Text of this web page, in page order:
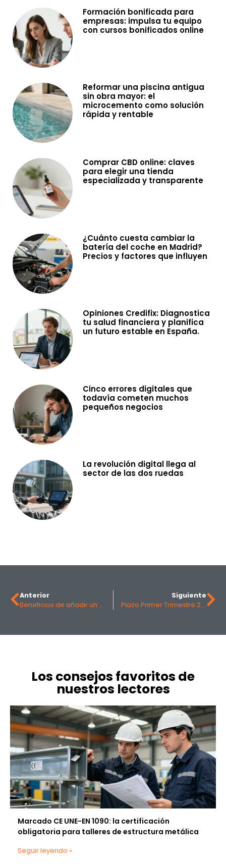
Formación bonificada para
empresas: impulsa tu equipo
con cursos bonificados online
Reformar una piscina antigua
sin obra mayor: el
microcemento como solución
rápida y rentable
Comprar CBD online: claves
para elegir una tienda
especializada y transparente
¿Cuánto cuesta cambiar la
batería del coche en Madrid?
Precios y factores que influyen
Opiniones Credifix: Diagnostica
tu salud financiera y planifica
un futuro estable en España.
Cinco errores digitales que
todavía cometen muchos
pequeños negocios
La revolución digital llega al
sector de las dos ruedas
Anterior
Beneficios de añadir un widget de chat a tu sitio web
Siguiente
Plazo Primer Trimestre 2026: Las Fechas Clave Para Evitar Sanciones Fiscales
Los consejos favoritos de
nuestros lectores
Marcado CE UNE-EN 1090: la certificación
obligatoria para talleres de estructura metálica
Seguir leyendo »